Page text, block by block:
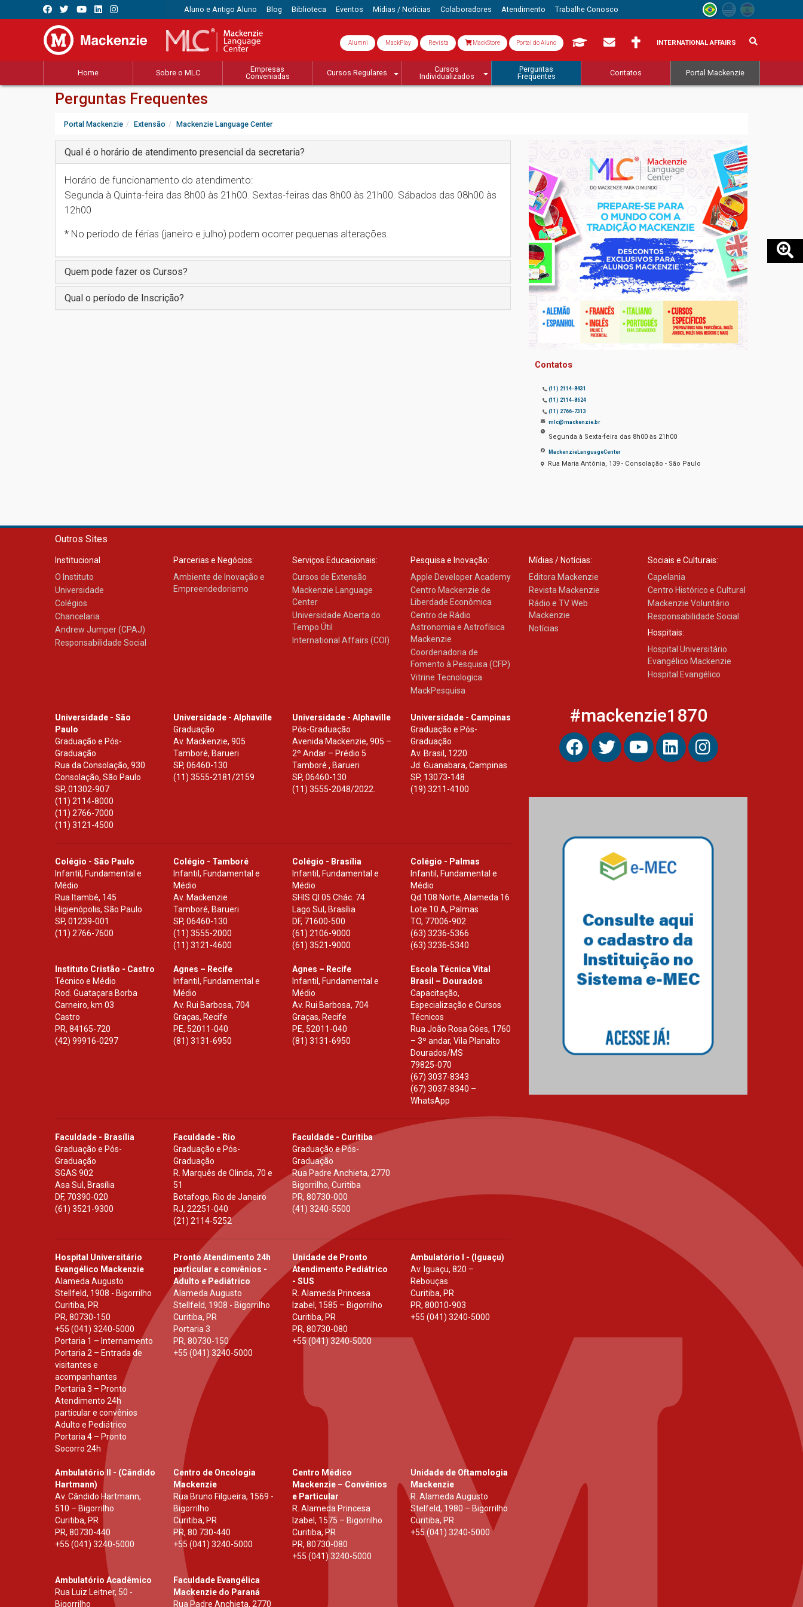
Aluno e Antigo Aluno Blog Biblioteca Eventos Mídias / Notícias Colaboradores Atendimento Trabalhe Conosco
Alumni MackPlay Revista MackStore Portal do Aluno INTERNATIONAL AFFAIRS
Home Sobre o MLC
Empresas
Conveniadas
Cursos Regulares
Cursos
Individualizados
Perguntas
Frequentes
Contatos Portal Mackenzie
Perguntas Frequentes
Portal Mackenzie Extensão Mackenzie Language Center
Qual é o horário de atendimento presencial da secretaria?
Horário de funcionamento do atendimento:
Segunda à Quinta-feira das 8h00 às 21h00. Sextas-feiras das 8h00 às 21h00. Sábados das 08h00 às
12h00
* No período de férias (janeiro e julho) podem ocorrer pequenas alterações.
Quem pode fazer os Cursos?
Qual o período de Inscrição?
Contatos
(11) 2114-8431
(11) 2114-8624
(11) 2766-7313
mlc@mackenzie.br
Segunda à Sexta-feira das 8h00 às 21h00
MackenzieLanguageCenter
Rua Maria Antônia, 139 - Consolação - São Paulo
Outros Sites
Institucional
O Instituto
Universidade
Colégios
Chancelaria
Andrew Jumper (CPAJ)
Responsabilidade Social
Parcerias e Negócios:
Ambiente de Inovação e
Empreendedorismo
Serviços Educacionais:
Cursos de Extensão
Mackenzie Language
Center
Universidade Aberta do
Tempo Útil
International Affairs (COI)
Pesquisa e Inovação:
Apple Developer Academy
Centro Mackenzie de
Liberdade Econômica
Centro de Rádio
Astronomia e Astrofísica
Mackenzie
Coordenadoria de
Fomento à Pesquisa (CFP)
Vitrine Tecnologica
MackPesquisa
Mídias / Notícias:
Editora Mackenzie
Revista Mackenzie
Rádio e TV Web
Mackenzie
Notícias
Sociais e Culturais:
Capelania
Centro Histórico e Cultural
Mackenzie Voluntário
Responsabilidade Social
Hospitais:
Hospital Universitário
Evangélico Mackenzie
Hospital Evangélico
Universidade - São
Paulo
Graduação e Pós-
Graduação
Rua da Consolação, 930
Consolação, São Paulo
SP, 01302-907
(11) 2114-8000
(11) 2766-7000
(11) 3121-4500
Universidade - Alphaville
Graduação
Av. Mackenzie, 905
Tamboré, Barueri
SP,06460-130
(11) 3555-2181/2159
Universidade - Alphaville
Pós-Graduação
Avenida Mackenzie, 905 –
2º Andar – Prédio 5
Tamboré , Barueri
SP, 06460-130
(11) 3555-2048/2022.
Universidade - Campinas
Graduação e Pós-
Graduação
Av. Brasil, 1220
Jd. Guanabara, Campinas
SP, 13073-148
(19) 3211-4100
Colégio - São Paulo
Infantil, Fundamental e
Médio
Rua Itambé, 145
Higienópolis, São Paulo
SP, 01239-001
(11) 2766-7600
Colégio - Tamboré
Infantil, Fundamental e
Médio
Av. Mackenzie
Tamboré, Barueri
SP,06460-130
(11) 3555-2000
(11) 3121-4600
Colégio - Brasília
Infantil, Fundamental e
Médio
SHIS Ql 05 Chác. 74
Lago Sul, Brasília
DF, 71600-500
(61) 2106-9000
(61) 3521-9000
Colégio - Palmas
Infantil, Fundamental e
Médio
Qd.108 Norte, Alameda 16
Lote 10 A, Palmas
TO, 77006-902
(63) 3236-5366
(63) 3236-5340
Instituto Cristão - Castro
Técnico e Médio
Rod. Guataçara Borba
Carneiro, km 03
Castro
PR, 84165-720
(42) 99916-0297
Agnes – Recife
Infantil, Fundamental e
Médio
Av. Rui Barbosa, 704
Graças, Recife
PE, 52011-040
(81) 3131-6950
Agnes – Recife
Infantil, Fundamental e
Médio
Av. Rui Barbosa, 704
Graças, Recife
PE, 52011-040
(81) 3131-6950
Escola Técnica Vital
Brasil – Dourados
Capacitação,
Especialização e Cursos
Técnicos
Rua João Rosa Góes, 1760
– 3º andar, Vila Planalto
Dourados/MS
79825-070
(67) 3037-8343
(67) 3037-8340 –
WhatsApp
Faculdade - Brasília
Graduação e Pós-
Graduação
SGAS 902
Asa Sul, Brasília
DF, 70390-020
(61) 3521-9300
Faculdade - Rio
Graduação e Pós-
Graduação
R. Marquês de Olinda, 70 e
51
Botafogo, Rio de Janeiro
RJ,22251-040
(21) 2114-5252
Faculdade - Curitiba
Graduação e Pós-
Graduação
Rua Padre Anchieta, 2770
Bigorrilho, Curitiba
PR, 80730-000
(41) 3240-5500
Hospital Universitário
Evangélico Mackenzie
Alameda Augusto
Stellfeld, 1908 - Bigorrilho
Curitiba, PR
PR, 80730-150
+55 (041) 3240-5000
Portaria 1 – Internamento
Portaria 2 – Entrada de
visitantes e
acompanhantes
Portaria 3 – Pronto
Atendimento 24h
particular e convênios
Adulto e Pediátrico
Portaria 4 – Pronto
Socorro 24h
Pronto Atendimento 24h
particular e convênios -
Adulto e Pediátrico
Alameda Augusto
Stellfeld, 1908 - Bigorrilho
Curitiba, PR
Portaria 3
PR,80730-150
+55 (041) 3240-5000
Unidade de Pronto
Atendimento Pediátrico
- SUS
R. Alameda Princesa
Izabel, 1585 – Bigorrilho
Curitiba, PR
PR, 80730-080
+55 (041) 3240-5000
Ambulatório I - (Iguaçu)
Av. Iguaçu, 820 –
Rebouças
Curitiba, PR
PR, 80010-903
+55 (041) 3240-5000
Ambulatório II - (Cândido
Hartmann)
Av. Cândido Hartmann,
510 – Bigorrilho
Curitiba, PR
PR, 80730-440
+55 (041) 3240-5000
Centro de Oncologia
Mackenzie
Rua Bruno Filgueira, 1569 -
Bigorrilho
Curitiba, PR
PR,80.730-440
+55 (041) 3240-5000
Centro Médico
Mackenzie – Convênios
e Particular
R. Alameda Princesa
Izabel, 1575 – Bigorrilho
Curitiba, PR
PR, 80730-080
+55 (041) 3240-5000
Unidade de Oftamologia
Mackenzie
R. Alameda Augusto
Stelfeld, 1980 – Bigorrilho
Curitiba, PR
+55 (041) 3240-5000
Ambulatório Acadêmico
Rua Luiz Leitner, 50 -
Bigorrilho
Faculdade Evangélica
Mackenzie do Paraná
Rua Padre Anchieta, 2770
#mackenzie1870